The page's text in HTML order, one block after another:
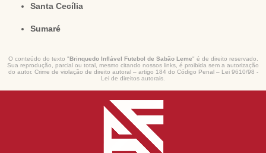
Santa Cecília
Sumaré
O conteúdo do texto "Brinquedo Inflável Futebol de Sabão Leme" é de direito reservado.
Sua reprodução, parcial ou total, mesmo citando nossos links, é proibida sem a autorização
do autor. Crime de violação de direito autoral – artigo 184 do Código Penal – Lei 9610/98 -
Lei de direitos autorais